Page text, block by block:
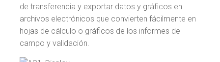
de transferencia y exportar datos y gráficos en
archivos electrónicos que convierten fácilmente en
hojas de cálculo o gráficos de los informes de
campo y validación.